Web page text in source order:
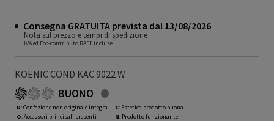
Consegna GRATUITA prevista dal 13/08/2026
Nota sul prezzo e tempi di spedizione
IVA ed Eco-contributo RAEE incluse
KOENIC COND KAC 9022 W
BUONO
R: Confezione non originale integra
O: Accessori principali presenti
C: Estetica prodotto buona
N: Prodotto funzionante